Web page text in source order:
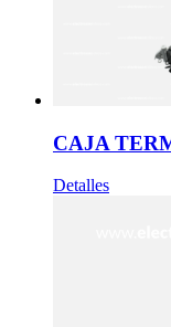
CAJA
Detalles